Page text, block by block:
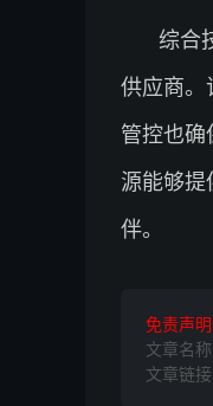
综合
供应商。
管控也确
源能够提
伴。
免责声
文章名
文章链